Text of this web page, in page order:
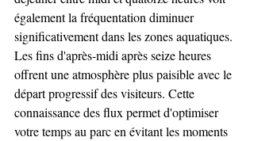
également la fréquentation diminuer
significativement dans les zones aquatiques.
Les fins d'après-midi après seize heures
offrent une atmosphère plus paisible avec le
départ progressif des visiteurs. Cette
connaissance des flux permet d'optimiser
votre temps au parc en évitant les moments